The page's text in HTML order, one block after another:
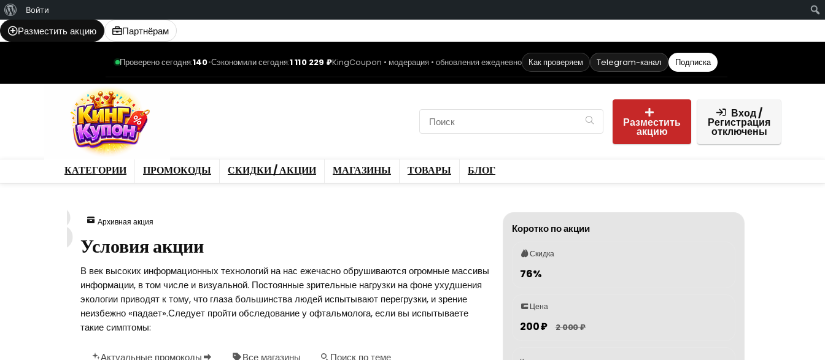
WordPress
Войти
Разместить акцию Партнёрам
Проверено сегодня:140•Сэкономили сегодня:1 110 229 ₽KingCoupon • модерация • обновления ежедневно Как проверяем Telegram-канал Подписка
Разместить
акцию
Вход /
Регистрация
отключены
КАТЕГОРИИ ПРОМОКОДЫ СКИДКИ / АКЦИИ МАГАЗИНЫ ТОВАРЫ БЛОГ
Архивная акция
Условия акции
В век высоких информационных технологий на нас ежечасно обрушиваются огромные массивы
информации, в том числе и визуальной. Постоянные зрительные нагрузки на фоне ухудшения
экологии приводят к тому, что глаза большинства людей испытывают перегрузки, и зрение
неизбежно «падает».Следует пройти обследование у офтальмолога, если вы испытываете
такие симптомы:
Актуальные промокоды Все магазины Поиск по теме
Коротко по акции
Скидка
76%
Цена
200 ₽ 2 000 ₽